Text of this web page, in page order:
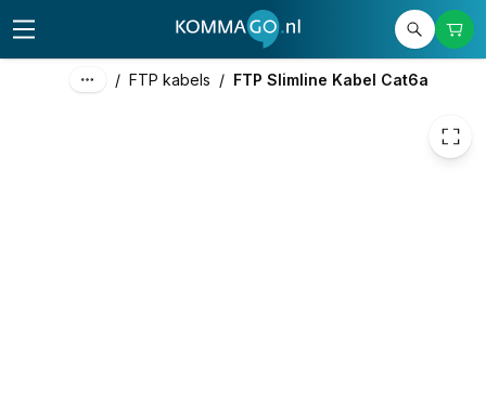
/ FTP kabels / FTP Slimline Kabel Cat6a